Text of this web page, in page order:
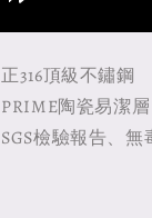
正316頂級不鏽鋼
PRIME陶瓷易潔層
SGS檢驗報告、無